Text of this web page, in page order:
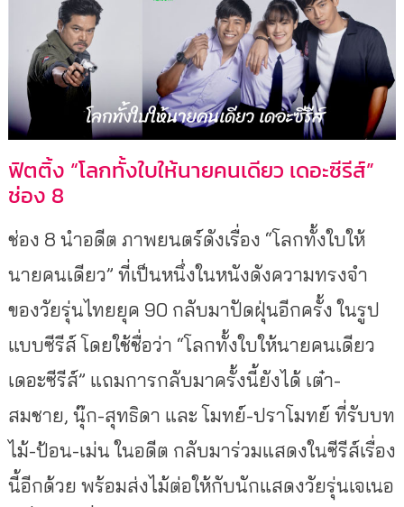
ฟิตติ้ง “โลกทั้งใบให้นายคนเดียว เดอะซีรีส์”
ช่อง 8
ช่อง 8 นำอดีต ภาพยนตร์ดังเรื่อง “โลกทั้งใบให้
นายคนเดียว” ที่เป็นหนึ่งในหนังดังความทรงจำ
ของวัยรุ่นไทยยุค 90 กลับมาปัดฝุ่นอีกครั้ง ในรูป
แบบซีรีส์ โดยใช้ชื่อว่า “โลกทั้งใบให้นายคนเดียว
เดอะซีรีส์” แถมการกลับมาครั้งนี้ยังได้ เต๋า-
สมชาย, นุ๊ก-สุทธิดา และ โมทย์-ปราโมทย์ ที่รับบท
ไม้-ป้อน-เม่น ในอดีต กลับมาร่วมแสดงในซีรีส์เรื่อง
นี้อีกด้วย พร้อมส่งไม้ต่อให้กับนักแสดงวัยรุ่นเจเนอ